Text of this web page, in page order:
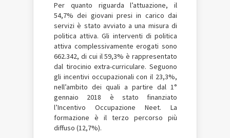
Per quanto riguarda l’attuazione, il
54,7% dei giovani presi in carico dai
servizi è stato avviato a una misura di
politica attiva. Gli interventi di politica
attiva complessivamente erogati sono
662.342, di cui il 59,3% è rappresentato
dal tirocinio extra-curriculare. Seguono
gli incentivi occupazionali con il 23,3%,
nell’ambito dei quali a partire dal 1°
gennaio 2018 è stato finanziato
l’Incentivo Occupazione Neet. La
formazione è il terzo percorso più
diffuso (12,7%).